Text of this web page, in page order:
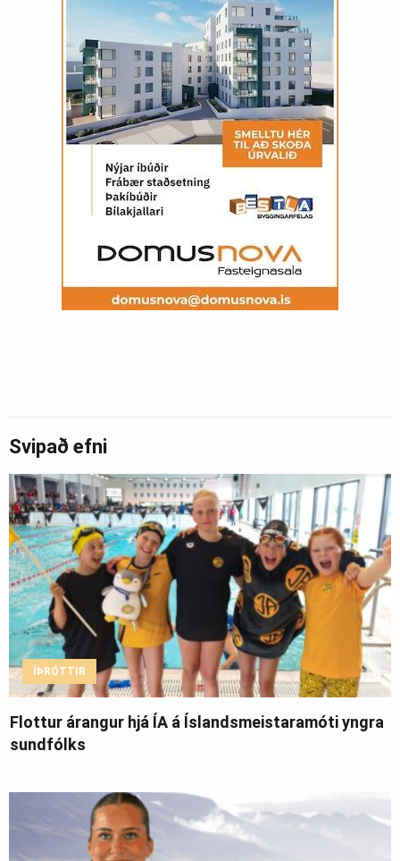
Svipað efni
ÍÞRÓTTIR
Flottur árangur hjá ÍA á Íslandsmeistaramóti yngra
sundfólks